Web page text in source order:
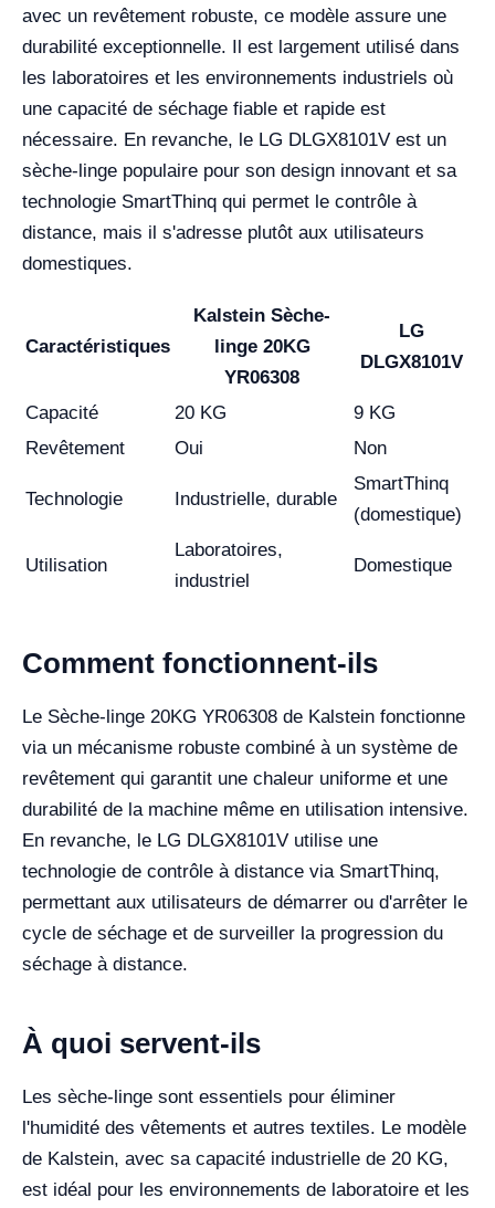
avec un revêtement robuste, ce modèle assure une
durabilité exceptionnelle. Il est largement utilisé dans
les laboratoires et les environnements industriels où
une capacité de séchage fiable et rapide est
nécessaire. En revanche, le LG DLGX8101V est un
sèche-linge populaire pour son design innovant et sa
technologie SmartThinq qui permet le contrôle à
distance, mais il s'adresse plutôt aux utilisateurs
domestiques.
Caractéristiques
Kalstein Sèche-
linge 20KG
YR06308
LG
DLGX8101V
Capacité 20 KG
9 KG
Revêtement
Oui Non
Technologie Industrielle, durable
SmartThinq
(domestique)
Utilisation
Laboratoires,
industriel
Domestique
Comment fonctionnent-ils
Le Sèche-linge 20KG YR06308 de Kalstein fonctionne
via un mécanisme robuste combiné à un système de
revêtement qui garantit une chaleur uniforme et une
durabilité de la machine même en utilisation intensive.
En revanche, le LG DLGX8101V utilise une
technologie de contrôle à distance via SmartThinq,
permettant aux utilisateurs de démarrer ou d'arrêter le
cycle de séchage et de surveiller la progression du
séchage à distance.
À quoi servent-ils
Les sèche-linge sont essentiels pour éliminer
l'humidité des vêtements et autres textiles. Le modèle
de Kalstein, avec sa capacité industrielle de 20 KG,
est idéal pour les environnements de laboratoire et les